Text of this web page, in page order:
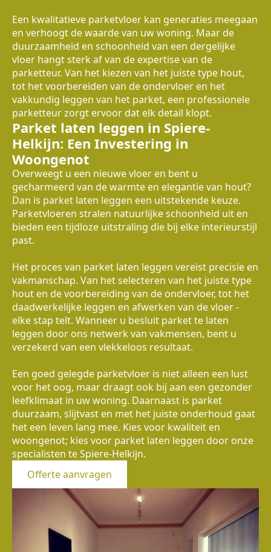
Een kwalitatieve parketvloer kan generaties meegaan
en verhoogt de waarde van uw woning. Maar de
duurzaamheid en schoonheid van een dergelijke
vloer hangt sterk af van de expertise van de
parketteur. Van het kiezen van het juiste type hout,
tot het voorbereiden van de ondervloer en het
vakkundig leggen van het parket, een professionele
parketteur zorgt ervoor dat elk detail klopt.
Parket laten leggen in Spiere-
Helkijn: Een Investering in
Woongenot
Overweegt u een nieuwe vloer en bent u
gecharmeerd van de warmte en elegantie van hout?
Dan is parket laten leggen een uitstekende keuze.
Parketvloeren stralen natuurlijke schoonheid uit en
bieden een tijdloze uitstraling die bij elke interieurstijl
past.
Het proces van parket laten leggen vereist precisie en
vakmanschap. Van het selecteren van het juiste type
hout en de voorbereiding van de ondervloer, tot het
daadwerkelijke leggen en afwerken van de vloer -
elke stap telt. Wanneer u besluit parket te laten
leggen door ons netwerk van vakmensen, bent u
verzekerd van een vlekkeloos resultaat.
Een goed gelegde parketvloer is niet alleen een lust
voor het oog, maar draagt ook bij aan een gezonder
leefklimaat in uw woning. Daarnaast is parket
duurzaam, slijtvast en met het juiste onderhoud gaat
het een leven lang mee. Kies voor kwaliteit en
woongenot; kies voor parket laten leggen door onze
specialisten te Spiere-Helkijn.
Offerte aanvragen